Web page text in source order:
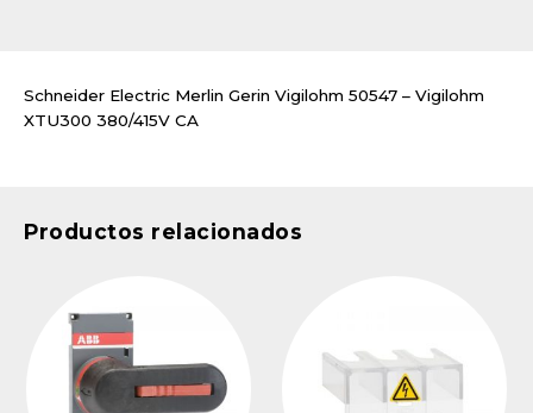
Schneider Electric Merlin Gerin Vigilohm 50547 – Vigilohm
XTU300 380/415V CA
Productos relacionados